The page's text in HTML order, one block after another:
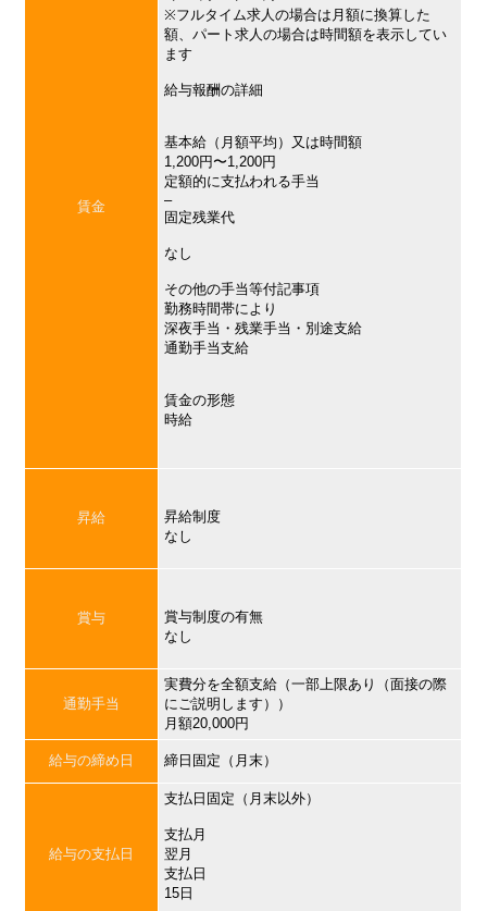
賃金
※フルタイム求人の場合は月額に換算した
額、パート求人の場合は時間額を表示してい
ます
給与報酬の詳細
基本給（月額平均）又は時間額
1,200円〜1,200円
定額的に支払われる手当
–
固定残業代
なし
その他の手当等付記事項
勤務時間帯により
深夜手当・残業手当・別途支給
通勤手当支給
賃金の形態
時給
昇給
昇給制度
なし
賞与
賞与制度の有無
なし
通勤手当
実費分を全額支給（一部上限あり（面接の際
にご説明します））
月額20,000円
給与の締め日 締日固定（月末）
給与の支払日
支払日固定（月末以外）
支払月
翌月
支払日
15日